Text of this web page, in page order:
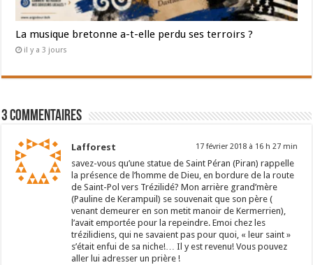
La musique bretonne a-t-elle perdu ses terroirs ?
il y a 3 jours
3 Commentaires
Lafforest 17 février 2018 à 16 h 27 min
savez-vous qu’une statue de Saint Péran (Piran) rappelle
la présence de l’homme de Dieu, en bordure de la route
de Saint-Pol vers Trézilidé? Mon arrière grand’mère
(Pauline de Kerampuil) se souvenait que son père (
venant demeurer en son metit manoir de Kermerrien),
l’avait emportée pour la repeindre. Emoi chez les
trézilidiens, qui ne savaient pas pour quoi, « leur saint »
s’était enfui de sa niche!… Il y est revenu! Vous pouvez
aller lui adresser un prière !